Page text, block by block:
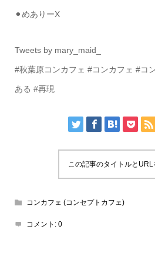
⚫︎めありーX
Tweets by mary_maid_
#秋葉原コンカフェ #コンカフェ #コ
ある #再現
この記事のタイトルとURL
コンカフェ (コンセプトカフェ)
コメント: 0